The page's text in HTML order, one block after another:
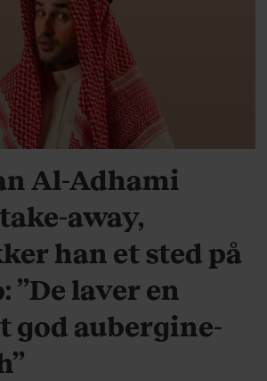
Al-Adhami
away,
han et sted på
”De laver en
aubergine-